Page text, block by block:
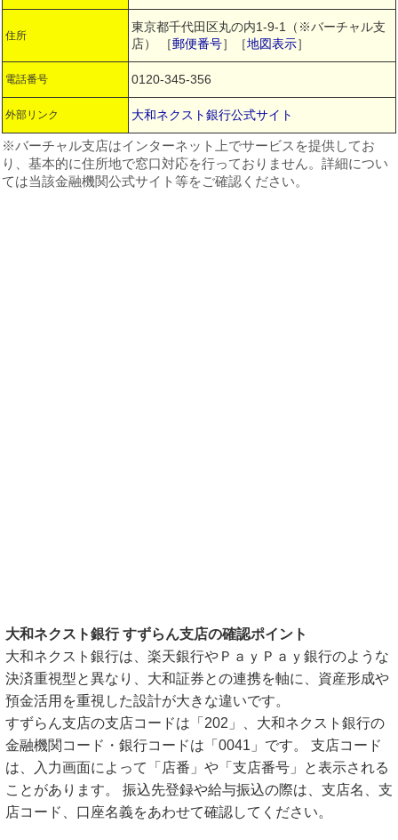
住所
東京都千代田区丸の内1-9-1（※バーチャル支
店）
［郵便番号］［地図表示］
電話番号 0120-345-356
外部リンク 大和ネクスト銀行公式サイト
※バーチャル支店はインターネット上でサービスを提供してお
り、基本的に住所地で窓口対応を行っておりません。詳細につい
ては当該金融機関公式サイト等をご確認ください。
大和ネクスト銀行 すずらん支店の確認ポイント
大和ネクスト銀行は、楽天銀行やＰａｙＰａｙ銀行のような
決済重視型と異なり、大和証券との連携を軸に、資産形成や
預金活用を重視した設計が大きな違いです。
すずらん支店の支店コードは「202」、大和ネクスト銀行の
金融機関コード・銀行コードは「0041」です。 支店コード
は、入力画面によって「店番」や「支店番号」と表示される
ことがあります。 振込先登録や給与振込の際は、支店名、支
店コード、口座名義をあわせて確認してください。